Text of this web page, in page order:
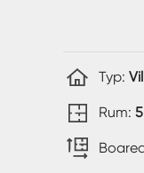
Typ:
Rum: